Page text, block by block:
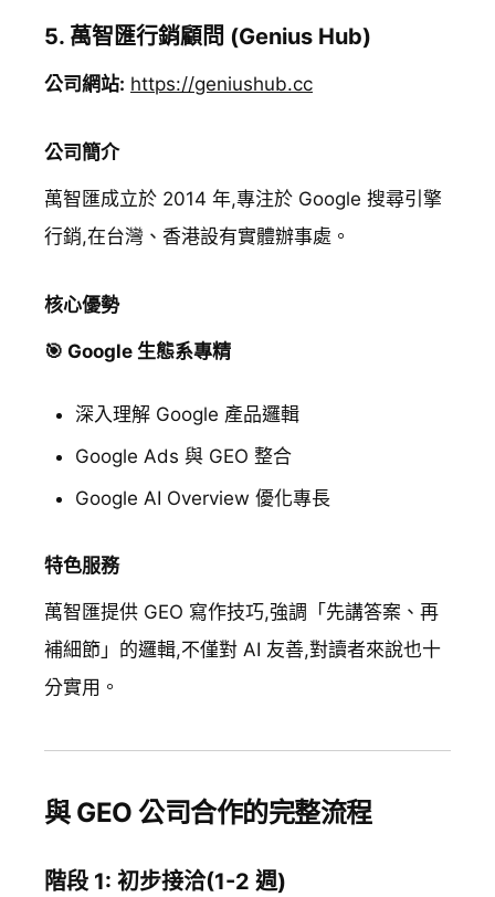
5. 萬智匯行銷顧問 (Genius Hub)
公司網站: https://geniushub.cc
公司簡介
萬智匯成立於 2014 年,專注於 Google 搜尋引擎
行銷,在台灣、香港設有實體辦事處。
核心優勢
🎯 Google 生態系專精
深入理解 Google 產品邏輯
Google Ads 與 GEO 整合
Google AI Overview 優化專長
特色服務
萬智匯提供 GEO 寫作技巧,強調「先講答案、再
補細節」的邏輯,不僅對 AI 友善,對讀者來說也十
分實用。
與 GEO 公司合作的完整流程
階段 1: 初步接洽(1-2 週)